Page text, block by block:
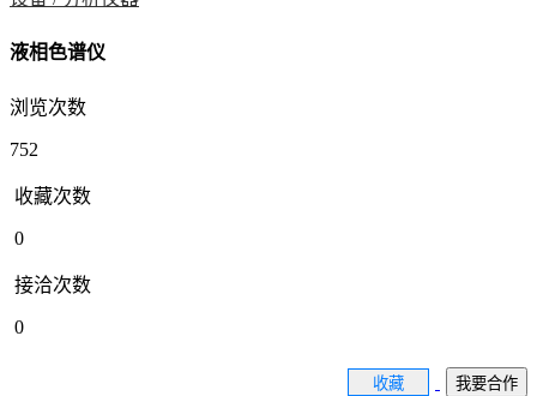
液相色谱仪
浏览次数
752
收藏次数
0
接洽次数
0
收藏 我要合作